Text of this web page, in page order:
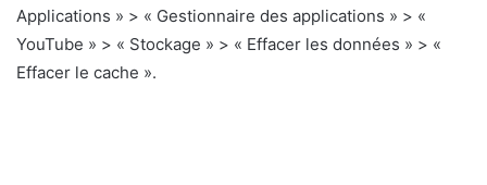
Applications » > « Gestionnaire des applications » > «
YouTube » > « Stockage » > « Effacer les données » > «
Effacer le cache ».